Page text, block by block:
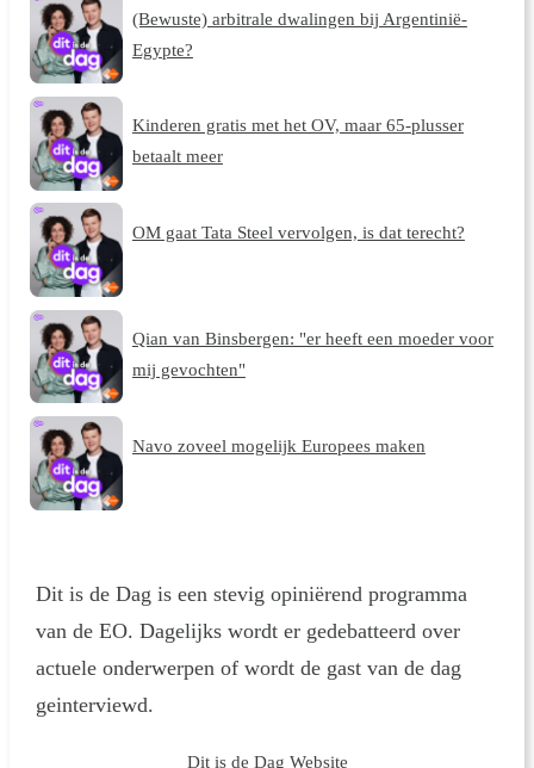
(Bewuste) arbitrale dwalingen bij Argentinië-
Egypte?
Kinderen gratis met het OV, maar 65-plusser
betaalt meer
OM gaat Tata Steel vervolgen, is dat terecht?
Qian van Binsbergen: "er heeft een moeder voor
mij gevochten"
Navo zoveel mogelijk Europees maken
Dit is de Dag is een stevig opiniërend programma
van de EO. Dagelijks wordt er gedebatteerd over
actuele onderwerpen of wordt de gast van de dag
geinterviewd.
Dit is de Dag Website